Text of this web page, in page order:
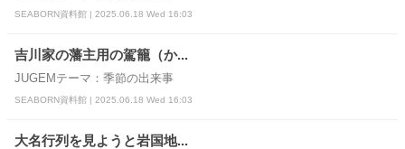
SEABORN資料館 | 2025.06.18 Wed 16:03
吉川家の藩主用の駕籠（か...
JUGEMテーマ：季節の出来事
SEABORN資料館 | 2025.06.18 Wed 16:03
大名行列を見ようと岩国地...